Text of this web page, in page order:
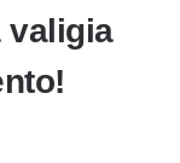
valigia